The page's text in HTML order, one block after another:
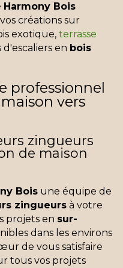
Harmony Bois
créations sur
exotique, terrasse
en bois
professionnel
vers
zingueurs
de maison
Bois une équipe de
zingueurs à votre
projets en sur-
dans les environs
de vous satisfaire
tous vos projets